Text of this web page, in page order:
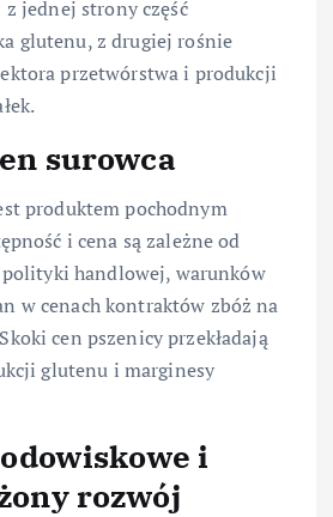
jednej strony część
glutenu, z drugiej rośnie
przetwórstwa i produkcji
surowca
produktem pochodnym
i cena są zależne od
handlowej, warunków
w cenach kontraktów zbóż na
cen pszenicy przekładają
glutenu i marginesy
i
rozwój